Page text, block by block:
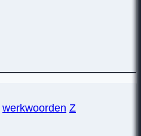
werkwoorden Z